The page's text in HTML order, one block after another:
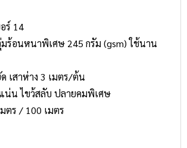
ร์ 14
ร้อนหนาพิเศษ 245 กรัม (gsm) ใช้นาน
เสาห่าง 3 เมตร/ต้น
น่น ไขว้สลับ ปลายคมพิเศษ
ตร / 100 เมตร